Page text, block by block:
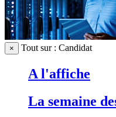
× Tout sur : Candidat
A l'affiche
La semaine